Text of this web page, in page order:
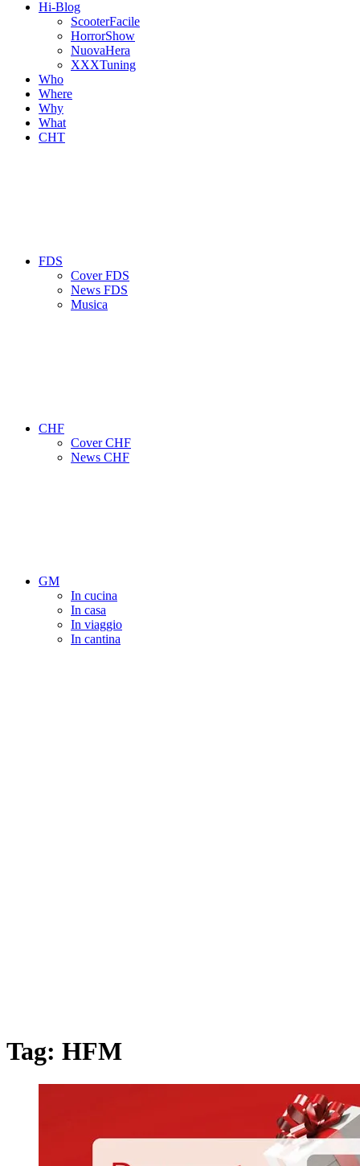
Hi-Blog
ScooterFacile
HorrorShow
NuovaHera
XXXTuning
Who
Where
Why
What
CHT
FDS
Cover FDS
News FDS
Musica
CHF
Cover CHF
News CHF
GM
In cucina
In casa
In viaggio
In cantina
Tag: HFM